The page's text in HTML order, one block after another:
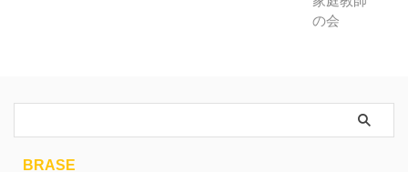
BRASE